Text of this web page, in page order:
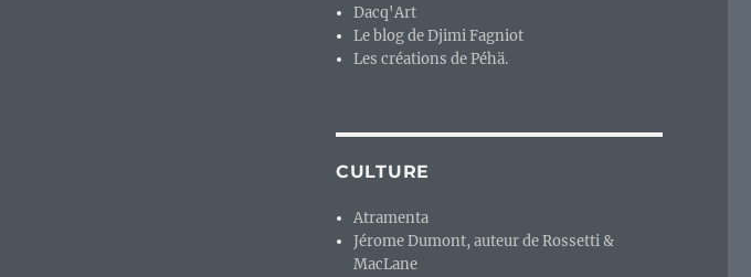
Dacq'Art
Le blog de Djimi Fagniot
Les créations de Péhä.
CULTURE
Atramenta
Jérome Dumont, auteur de Rossetti &
MacLane